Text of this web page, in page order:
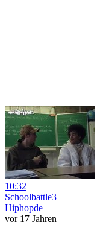
10:32
Schoolbattle3
Hiphopde
vor 17 Jahren